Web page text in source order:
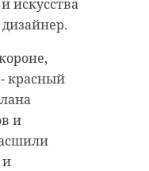
искусства
красный
и